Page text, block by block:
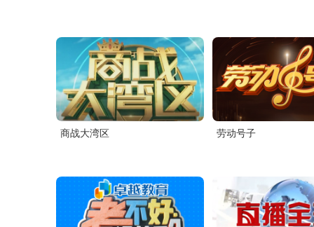
商战大湾区 劳动号子